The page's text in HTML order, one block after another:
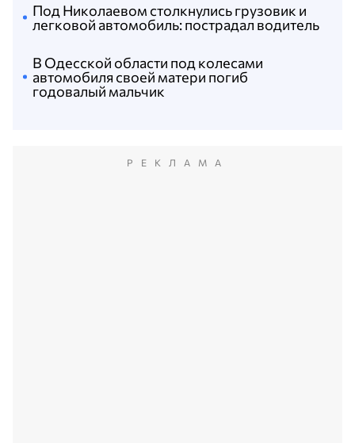
В Одесской области под колесами
автомобиля своей матери погиб
годовалый мальчик
Под Николаевом столкнулись грузовик и
легковой автомобиль: пострадал водитель
РЕКЛАМА